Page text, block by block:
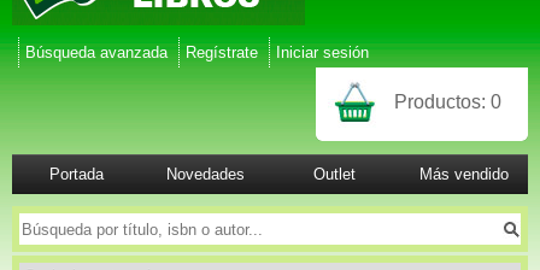
Búsqueda avanzada Regístrate Iniciar sesión
Productos: 0
Portada Novedades Outlet Más vendido